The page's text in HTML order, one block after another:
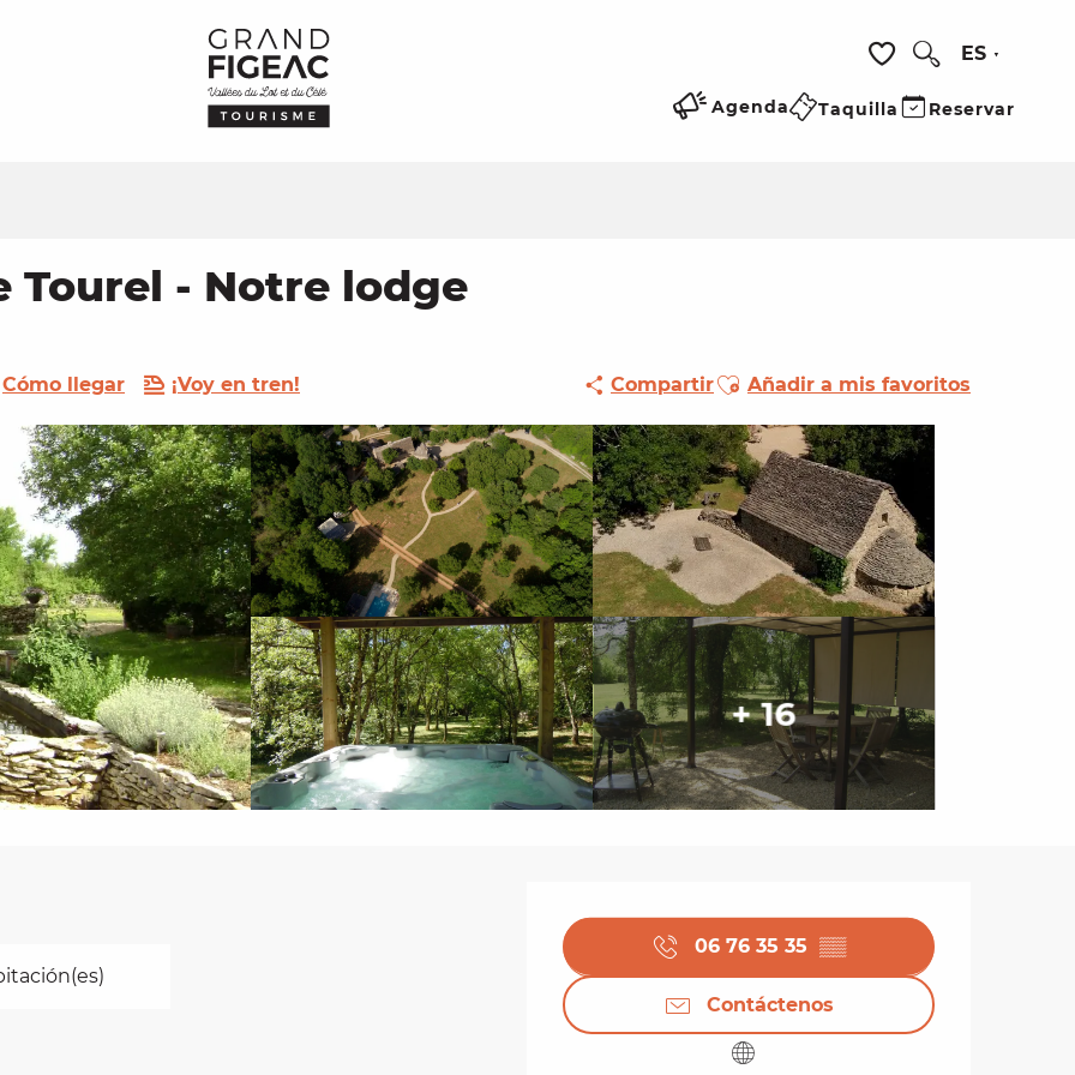
Voir les favoris
ES
Agenda Taquilla Reservar
Tourel - Notre lodge
Cómo llegar ¡Voy en tren! CompartirAjouter aux favoris
Añadir a mis favoritos
+ 16
Horarios y datos de
06 76 35 35 ▒▒
Contáctenos